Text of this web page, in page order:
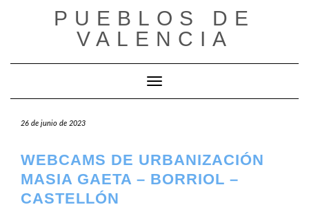
PUEBLOS DE
VALENCIA
Cambiar modo de navegación
26 de junio de 2023
WEBCAMS DE URBANIZACIÓN
MASIA GAETA – BORRIOL –
CASTELLÓN